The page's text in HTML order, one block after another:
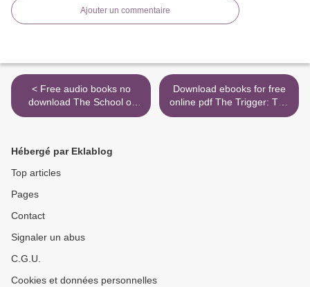
Ajouter un commentaire
< Free audio books no
download The School of
Life: An Emotional
Download ebooks for free
online pdf The Trigger: The
Lie That Changed the
Hébergé par Eklablog
Top articles
Pages
Contact
Signaler un abus
C.G.U.
Cookies et données personnelles